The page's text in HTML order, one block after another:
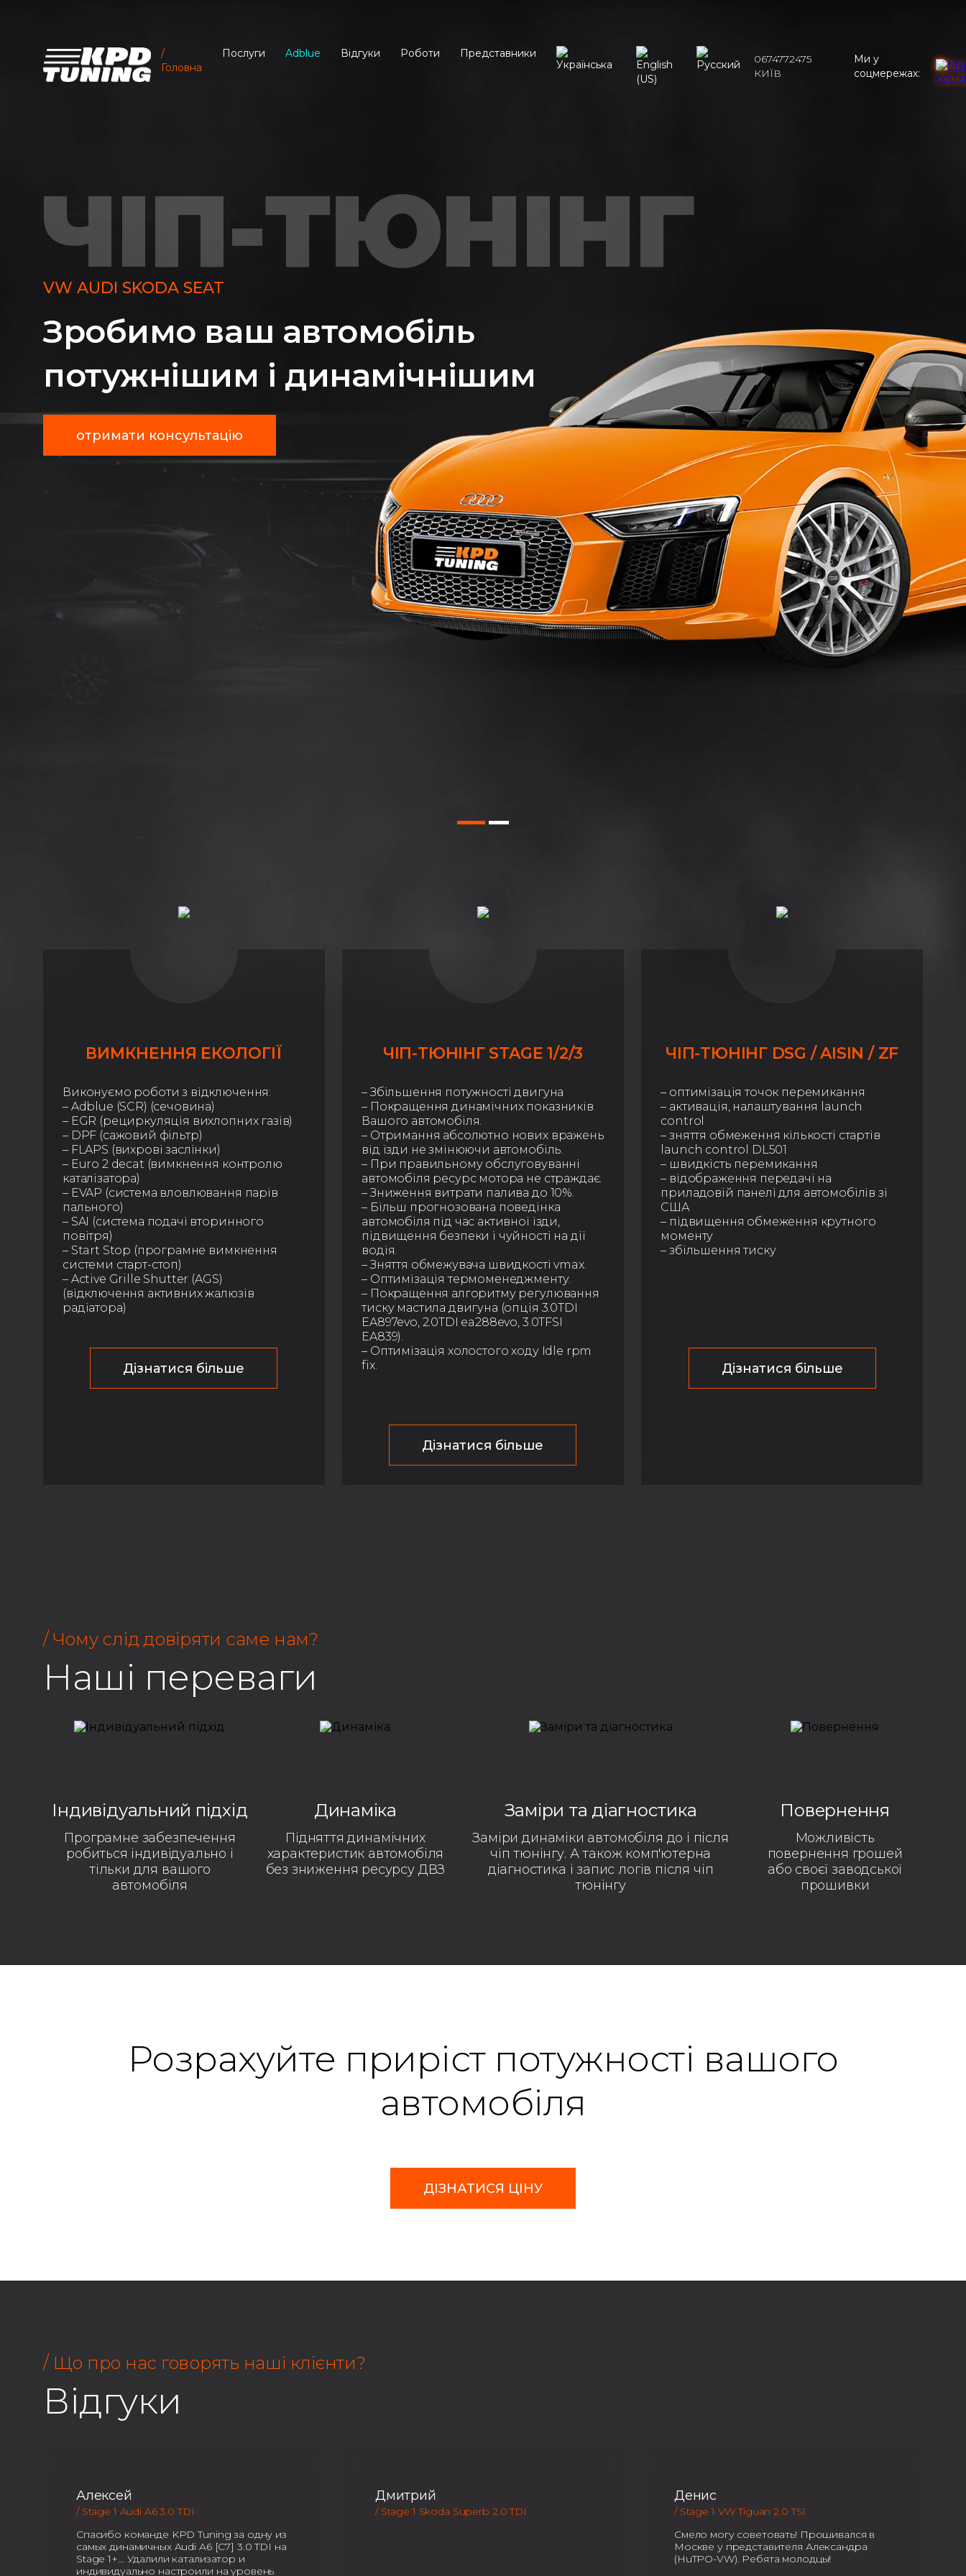
Головна
Послуги Adblue Відгуки Роботи Представники
0674772475
КИЇВ
Ми у
соцмережах:
ЧІП-ТЮНІНГ
VW AUDI SKODA SEAT
Зробимо ваш автомобіль
потужнішим і динамічнішим
отримати консультацію
ВИМКНЕННЯ ЕКОЛОГІЇ
Виконуємо роботи з відключення:
– Adblue (SCR) (сечовина)
– EGR (рециркуляція вихлопних газів)
– DPF (сажовий фільтр)
– FLAPS (вихрові заслінки)
– Euro 2 decat (вимкнення контролю
каталізатора)
– EVAP (система вловлювання парів
пального)
– SAI (система подачі вторинного
повітря)
– Start Stop (програмне вимкнення
системи старт-стоп)
– Active Grille Shutter (AGS)
(відключення активних жалюзів
радіатора)
Дізнатися більше
ЧІП-ТЮНІНГ STAGE 1/2/3
– Збільшення потужності двигуна
– Покращення динамічних показників
Вашого автомобіля.
– Отримання абсолютно нових вражень
від їзди не змінюючи автомобіль.
– При правильному обслуговуванні
автомобіля ресурс мотора не страждає.
– Зниження витрати палива до 10%.
– Більш прогнозована поведінка
автомобіля під час активної їзди,
підвищення безпеки і чуйності на дії
водія.
– Зняття обмежувача швидкості vmax.
– Оптимізація термоменеджменту.
– Покращення алгоритму регулювання
тиску мастила двигуна (опція 3.0TDI
EA897evo, 2.0TDI ea288evo, 3.0TFSI
EA839).
– Оптимізація холостого ходу Idle rpm
fix.
Дізнатися більше
ЧІП-ТЮНІНГ DSG / AISIN / ZF
– оптимізація точок перемикання
– активація, налаштування launch
control
– зняття обмеження кількості стартів
launch control DL501
– швидкість перемикання
– відображення передачі на
приладовій панелі для автомобілів зі
США
– підвищення обмеження крутного
моменту
– збільшення тиску
Дізнатися більше
/ Чому слід довіряти саме нам?
Наші переваги
Індивідуальний підхід
Програмне забезпечення
робиться індивідуально і
тільки для вашого
автомобіля
Динаміка
Підняття динамічних
характеристик автомобіля
без зниження ресурсу ДВЗ
Заміри та діагностика
Заміри динаміки автомобіля до і після
чіп тюнінгу. А також комп'ютерна
діагностика і запис логів після чіп
тюнінгу
Повернення
Можливість
повернення грошей
або своєї заводської
прошивки
Розрахуйте приріст потужності вашого
автомобіля
ДІЗНАТИСЯ ЦІНУ
/ Що про нас говорять наші клієнти?
Відгуки
Алексей
/ Stage 1 Audi A6 3.0 TDI
Спасибо команде KPD Tuning за одну из
самых динамичных Audi A6 [C7] 3.0 TDI на
Stage 1+… Удалили катализатор и
индивидуально настроили на уровень
Дмитрий
/ Stage 1 Skoda Superb 2.0 TDI
Денис
/ Stage 1 VW Tiguan 2.0 TSI
Смело могу советовать! Прошивался в
Москве у представителя Александра
(HuTPO-VW). Ребята молодцы!